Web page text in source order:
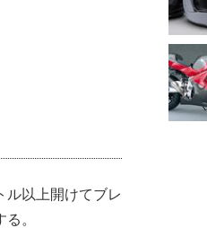
ル以上開けてブレ
。